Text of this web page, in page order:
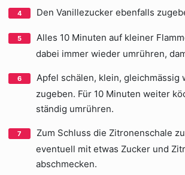
Den Vanillezucker ebenfalls
Alles 10 Minuten auf kleiner
dabei immer wieder umrühren,
Apfel schälen, klein, gleichmässig
zugeben. Für 10 Minuten weiter
ständig umrühren.
Zum Schluss die Zitronenschale
eventuell mit etwas Zucker und
abschmecken.